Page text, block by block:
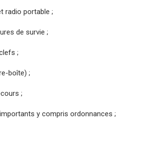
radio portable ;
de survie ;
;
boîte) ;
;
y compris ordonnances ;